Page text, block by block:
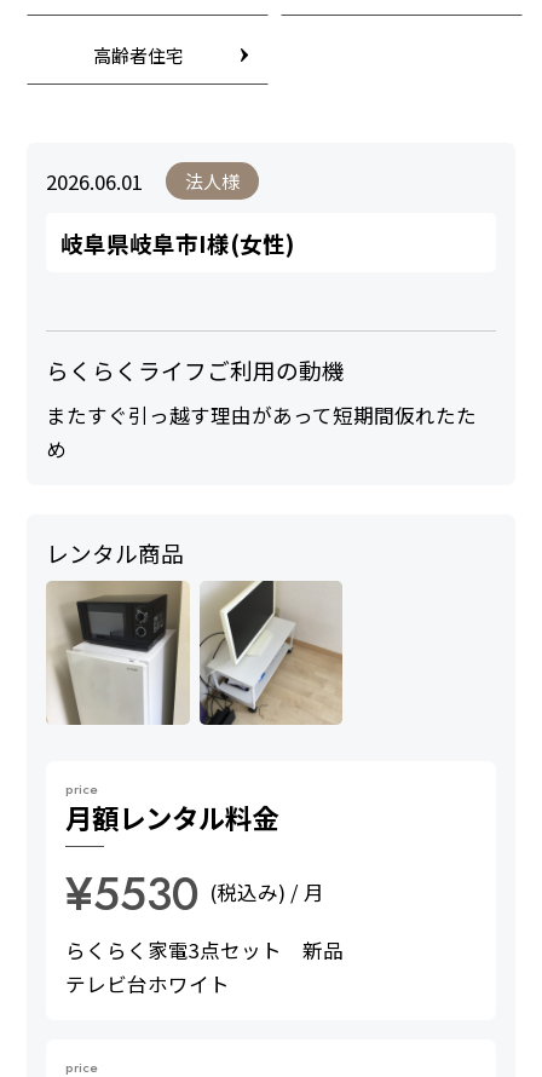
高齢者住宅
2026.06.01 法人様
岐阜県岐阜市I様(女性)
らくらくライフご利用の動機
またすぐ引っ越す理由があって短期間仮れたた
め
レンタル商品
price
月額レンタル料金
¥5530 (税込み) / 月
らくらく家電3点セット 新品
テレビ台ホワイト
price